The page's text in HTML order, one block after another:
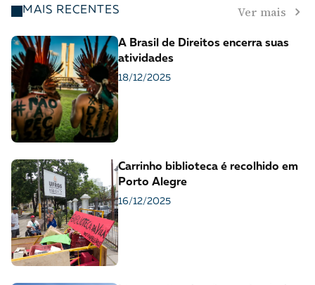
MAIS RECENTES Ver mais
A Brasil de Direitos encerra suas
atividades
18/12/2025
Carrinho biblioteca é recolhido em
Porto Alegre
16/12/2025